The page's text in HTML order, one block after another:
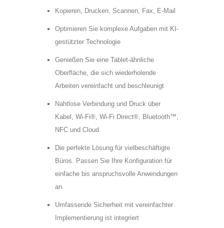
* =Pflichtfelder
Bitte
lasse
dieses
Feld
Bitte
lasse
dieses
Feld
genommen und bin damit einverstanden,
dass die von mir angegebenen Daten
Kopieren, Drucken, Scannen, Fax, E-Mail
Optimieren Sie komplexe Aufgaben mit KI-
gestützter Technologie
Genießen Sie eine Tablet-ähnliche
Oberfläche, die sich wiederholende
Arbeiten vereinfacht und beschleunigt
Nahtlose Verbindung und Druck über
Kabel, Wi-Fi®, Wi-Fi Direct®, Bluetooth™,
NFC und Cloud
Die perfekte Lösung für vielbeschäftigte
Büros. Passen Sie Ihre Konfiguration für
einfache bis anspruchsvolle Anwendungen
an.
Umfassende Sicherheit mit vereinfachter
Implementierung ist integriert